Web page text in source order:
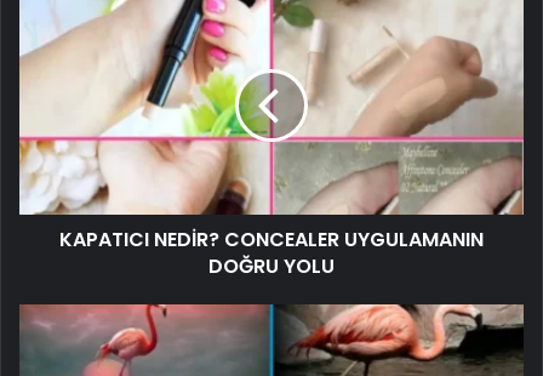
KAPATICI NEDİR? CONCEALER UYGULAMANIN
DOĞRU YOLU